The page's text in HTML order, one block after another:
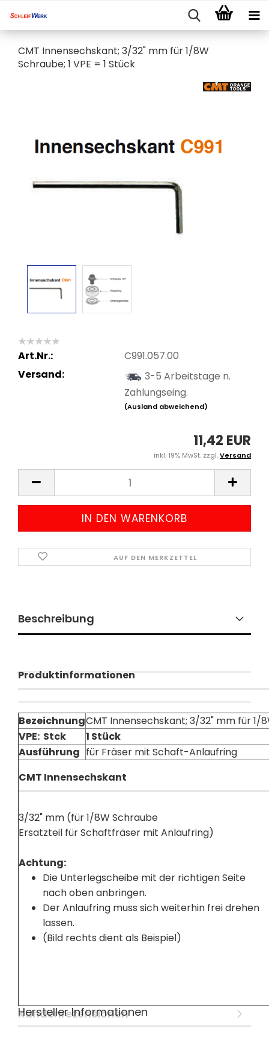
CMT Innensechskant; 3/32" mm für 1/8W
Schraube; 1 VPE = 1 Stück
Art.Nr.:
C991.057.00
Versand:
3-5 Arbeitstage n.
Zahlungseing.
(Ausland abweichend)
11,42 EUR
inkl. 19% MwSt. zzgl.Versand
AUF DEN MERKZETTEL
Beschreibung
Produktinformationen
BezeichnungCMT Innensechskant; 3/32" mm für 1/
VPE: Stck
1 Stück
Ausführung für Fräser mit Schaft-Anlaufring
CMT Innensechskant
3/32" mm (für 1/8W Schraube
Ersatzteil für Schaftfräser mit Anlaufring)
Achtung:
Die Unterlegscheibe mit der richtigen Seite
nach oben anbringen.
Der Anlaufring muss sich weiterhin frei drehen
lassen.
(Bild rechts dient als Beispiel)
Kundenrezensionen
Hersteller Informationen